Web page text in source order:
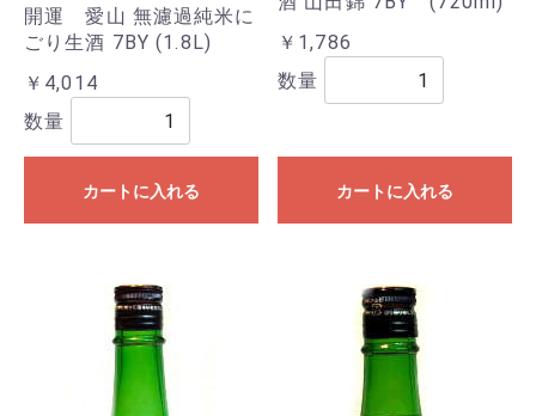
開運 愛山 無濾過純米に
ごり生酒 7BY (1.8L)
￥4,014
数量
カートに入れる
￥1,786
数量
カートに入れる